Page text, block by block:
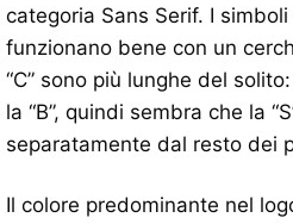
categoria Sans Serif. I
funzionano bene con un
“C” sono più lunghe del
la “B”, quindi sembra che la
separatamente dal resto dei
Il colore predominante nel